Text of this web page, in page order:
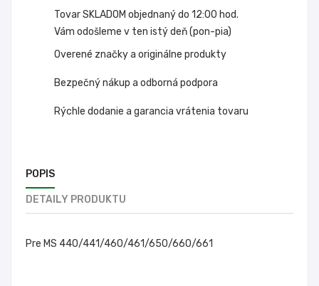
Tovar SKLADOM objednaný do 12:00 hod.
Vám odošleme v ten istý deň (pon-pia)
Overené značky a originálne produkty
Bezpečný nákup a odborná podpora
Rýchle dodanie a garancia vrátenia tovaru
POPIS
DETAILY PRODUKTU
Pre MS 440/441/460/461/650/660/661